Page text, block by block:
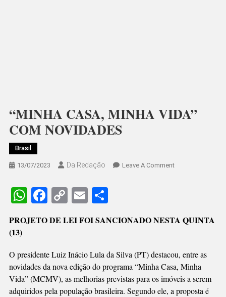
“MINHA CASA, MINHA VIDA”
COM NOVIDADES
Brasil
13/07/2023 Da Redação Leave A CommentOn
COM
WhatsApp
Facebook
CopyEmail
PROJETO DE LEI FOI SANCIONADO NESTA QUINTA
(13)
O presidente Luiz Inácio Lula da Silva (PT) destacou, entre as
novidades da nova edição do programa “Minha Casa, Minha
Vida” (MCMV), as melhorias previstas para os imóveis a serem
adquiridos pela população brasileira. Segundo ele, a proposta é